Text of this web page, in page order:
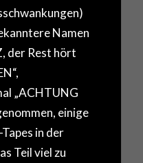
Namen
der Rest hört
„ACHTUNG
einige
in der
Teil viel zu